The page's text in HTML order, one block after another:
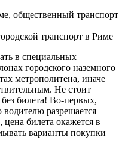
транспорт в Риме
в специальных
городского наземного
метрополитена, иначе
Не стоит
без билета! Во-первых,
водителю разрешается
цена билета окажется в
варианты покупки